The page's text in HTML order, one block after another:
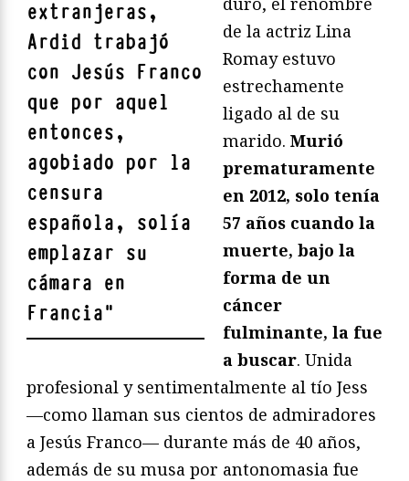
extranjeras,
Ardid trabajó
con Jesús Franco
que por aquel
entonces,
agobiado por la
censura
española, solía
emplazar su
cámara en
Francia"
de la actriz Lina
Romay estuvo
estrechamente
ligado al de su
marido. Murió
prematuramente
en 2012, solo tenía
57 años cuando la
muerte, bajo la
forma de un
cáncer
fulminante, la fue
a buscar. Unida
profesional y sentimentalmente al tío Jess
—como llaman sus cientos de admiradores
a Jesús Franco— durante más de 40 años,
además de su musa por antonomasia fue